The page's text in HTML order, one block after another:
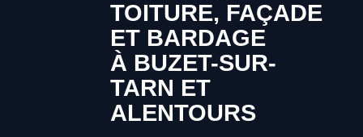
TOITURE, FAÇADE
ET BARDAGE
À BUZET-SUR-
TARN ET
ALENTOURS